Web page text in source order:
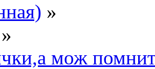
»
»
мож